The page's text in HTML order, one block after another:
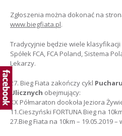
Zgłoszenia można dokonać na
www.biegfiata.pl.
Tradycyjnie będzie wiele
Spółek FCA, FCA Poland, Sistema
Lekarzy.
27. Bieg Fiata zakończy cykl
Ulicznych obejmujący:
XX Półmaraton dookoła Jeziora
11.Cieszyński FORTUNA Bieg na
27.Bieg Fiata na 10km – 19.05.2019 –